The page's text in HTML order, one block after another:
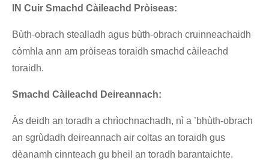
IN Cuir Smachd Càileachd Pròiseas:
Bùth-obrach stealladh agus bùth-obrach cruinneachaidh
còmhla ann am pròiseas toraidh smachd càileachd
toraidh.
Smachd Càileachd Deireannach:
Às deidh an toradh a chrìochnachadh, nì a ’bhùth-obrach
an sgrùdadh deireannach air coltas an toraidh gus
dèanamh cinnteach gu bheil an toradh barantaichte.